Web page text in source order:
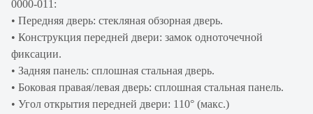
0000-011:
• Передняя дверь: стекляная обзорная дверь.
• Конструкция передней двери: замок одноточечной
фиксации.
• Задняя панель: сплошная стальная дверь.
• Боковая правая/левая дверь: сплошная стальная панель.
• Угол открытия передней двери: 110° (макс.)